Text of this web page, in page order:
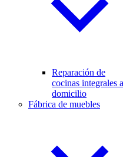
Reparación de
cocinas integrales a
domicilio
Fábrica de muebles